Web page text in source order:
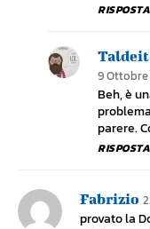
RISPOSTA
9 Ottobre
Beh, è
parere.
RISPOSTA
Fabrizio
provato la